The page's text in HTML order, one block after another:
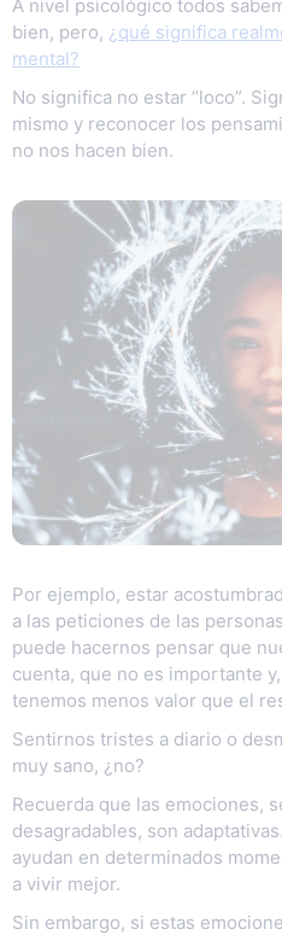
A nivel psicológico todos
bien, pero, ¿qué significa
mental?
No significa no estar “loco”.
mismo y reconocer los
no nos hacen bien.
Por ejemplo, estar
a las peticiones de las
puede hacernos pensar que
cuenta, que no es importante
tenemos menos valor que el
Sentirnos tristes a diario o
muy sano, ¿no?
Recuerda que las emociones,
desagradables, son
ayudan en determinados
a vivir mejor.
Sin embargo, si estas